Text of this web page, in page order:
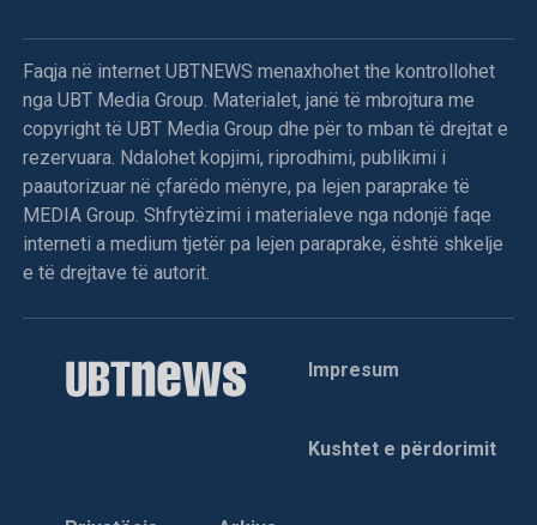
Faqja në internet UBTNEWS menaxhohet the kontrollohet
nga UBT Media Group. Materialet, janë të mbrojtura me
copyright të UBT Media Group dhe për to mban të drejtat e
rezervuara. Ndalohet kopjimi, riprodhimi, publikimi i
paautorizuar në çfarëdo mënyre, pa lejen paraprake të
MEDIA Group. Shfrytëzimi i materialeve nga ndonjë faqe
interneti a medium tjetër pa lejen paraprake, është shkelje
e të drejtave të autorit.
Impresum
Kushtet e përdorimit